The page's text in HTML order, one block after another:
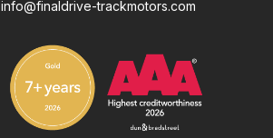
info@finaldrive-trackmotors.com